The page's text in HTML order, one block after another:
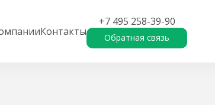
Контакты
+7 495 258-39-90
Обратная связь